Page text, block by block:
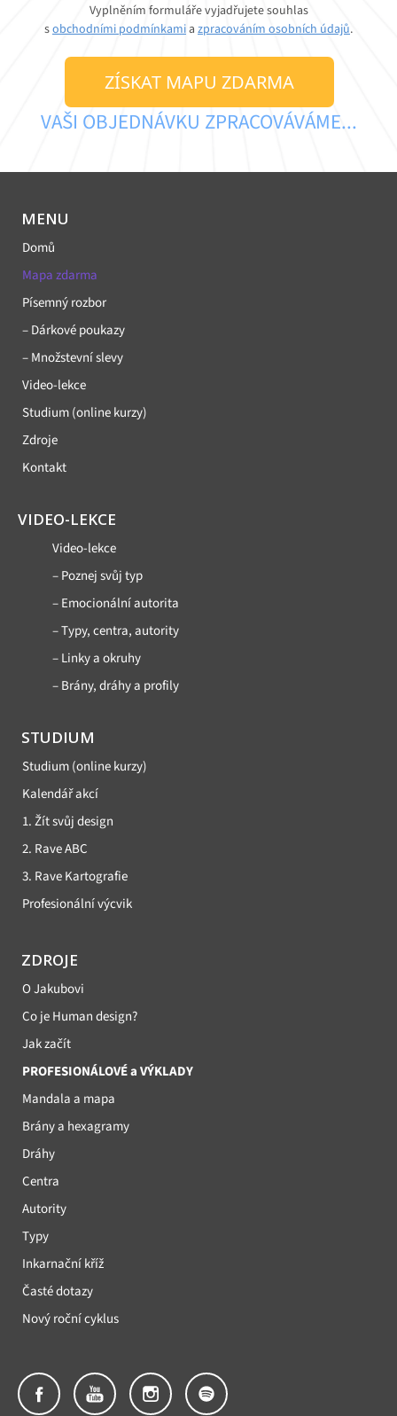
Vyplněním formuláře vyjadřujete souhlas
sobchodními podmínkamia zpracováním osobních údajů.
ZÍSKAT MAPU ZDARMA
VAŠI OBJEDNÁVKU ZPRACOVÁVÁME...
MENU
Domů
Mapa zdarma
Písemný rozbor
– Dárkové poukazy
– Množstevní slevy
Video-lekce
Studium (online kurzy)
Zdroje
Kontakt
VIDEO-LEKCE
Video-lekce
– Poznej svůj typ
– Emocionální autorita
– Typy, centra, autority
– Linky a okruhy
– Brány, dráhy a profily
STUDIUM
Studium (online kurzy)
Kalendář akcí
1. Žít svůj design
2. Rave ABC
3. Rave Kartografie
Profesionální výcvik
ZDROJE
O Jakubovi
Co je Human design?
Jak začít
PROFESIONÁLOVÉ a VÝKLADY
Mandala a mapa
Brány a hexagramy
Dráhy
Centra
Autority
Typy
Inkarnační kříž
Časté dotazy
Nový roční cyklus